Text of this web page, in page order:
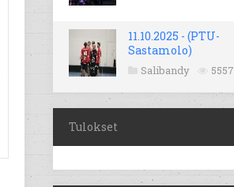
11.10.2025 - (PTU-
Sastamolo)
Salibandy 5557
Tulokset